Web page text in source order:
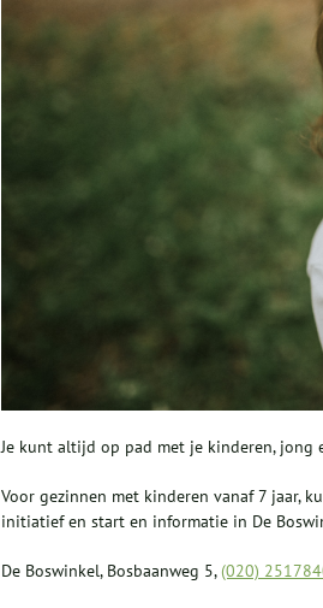
Je kunt altijd op pad met je kinderen, jong
Voor gezinnen met kinderen vanaf 7 jaar,
initiatief en start en informatie in De
De Boswinkel, Bosbaanweg 5,(020)